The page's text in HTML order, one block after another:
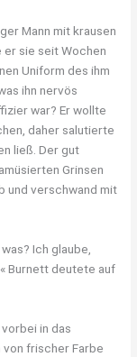
Mann mit krausen
er sie seit Wochen
Uniform des ihm
ihn nervös
war? Er wollte
daher salutierte
ließ. Der gut
Grinsen
und verschwand mit
Ich glaube,
Burnett deutete auf
in das
von frischer Farbe